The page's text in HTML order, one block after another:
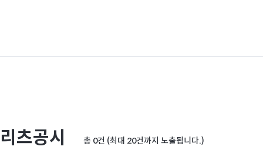
리츠공시 총 0건 (최대 20건까지 노출됩니다.)